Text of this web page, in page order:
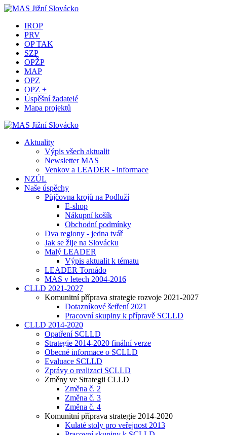
IROP
PRV
OP TAK
SZP
OPŽP
MAP
OPZ
OPZ +
Úspěšní žadatelé
Mapa projektů
Aktuality
Výpis všech aktualit
Newsletter MAS
Venkov a LEADER - informace
NZÚL
Naše úspěchy
Půjčovna krojů na Podluží
E-shop
Nákupní košík
Obchodní podmínky
Dva regiony - jedna tvář
Jak se žije na Slovácku
Malý LEADER
Výpis aktualit k tématu
LEADER Tornádo
MAS v letech 2004-2016
CLLD 2021-2027
Komunitní příprava strategie rozvoje 2021-2027
Dotazníkové šetření 2021
Pracovní skupiny k přípravě SCLLD
CLLD 2014-2020
Opatření SCLLD
Strategie 2014-2020 finální verze
Obecné informace o SCLLD
Evaluace SCLLD
Zprávy o realizaci SCLLD
Změny ve Strategii CLLD
Změna č. 2
Změna č. 3
Změna č. 4
Komunitní příprava strategie 2014-2020
Kulaté stoly pro veřejnost 2013